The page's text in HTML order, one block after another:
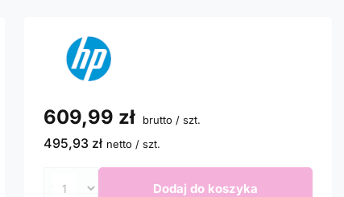
609,99 zł brutto / szt.
495,93 zł netto / szt.
Dodaj do koszyka